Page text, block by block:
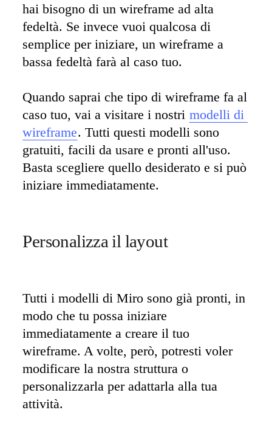
hai bisogno di un wireframe ad alta
fedeltà. Se invece vuoi qualcosa di
semplice per iniziare, un wireframe a
bassa fedeltà farà al caso tuo.
Quando saprai che tipo di wireframe fa al
caso tuo, vai a visitare i nostri modelli di
wireframe. Tutti questi modelli sono
gratuiti, facili da usare e pronti all'uso.
Basta scegliere quello desiderato e si può
iniziare immediatamente.
Personalizza il layout
Tutti i modelli di Miro sono già pronti, in
modo che tu possa iniziare
immediatamente a creare il tuo
wireframe. A volte, però, potresti voler
modificare la nostra struttura o
personalizzarla per adattarla alla tua
attività.